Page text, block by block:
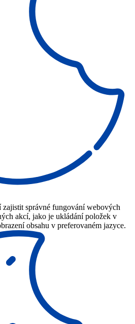
správné fungování webových
akcí, jako je ukládání položek v
obsahu v preferovaném jazyce.